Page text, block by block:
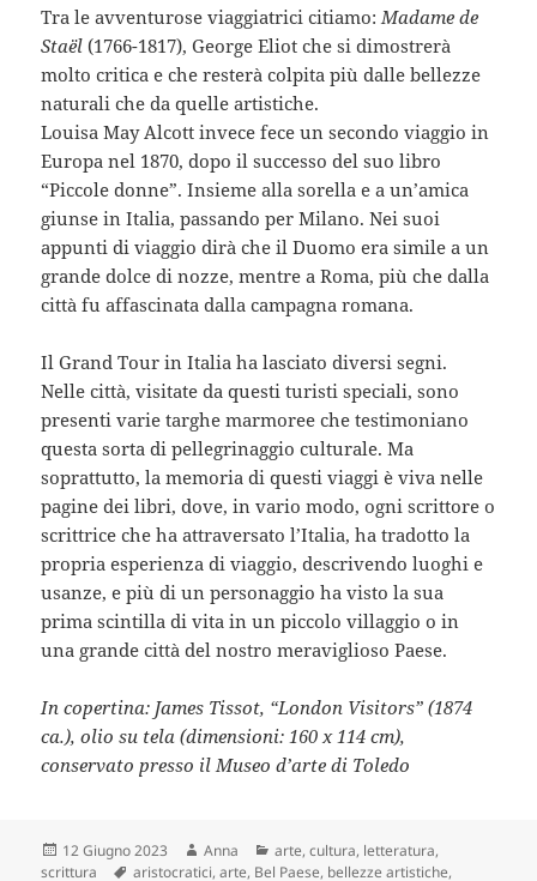
Tra le avventurose viaggiatrici citiamo: Madame de
Staël (1766-1817), George Eliot che si dimostrerà
molto critica e che resterà colpita più dalle bellezze
naturali che da quelle artistiche.
Louisa May Alcott invece fece un secondo viaggio in
Europa nel 1870, dopo il successo del suo libro
“Piccole donne”. Insieme alla sorella e a un’amica
giunse in Italia, passando per Milano. Nei suoi
appunti di viaggio dirà che il Duomo era simile a un
grande dolce di nozze, mentre a Roma, più che dalla
città fu affascinata dalla campagna romana.
Il Grand Tour in Italia ha lasciato diversi segni.
Nelle città, visitate da questi turisti speciali, sono
presenti varie targhe marmoree che testimoniano
questa sorta di pellegrinaggio culturale. Ma
soprattutto, la memoria di questi viaggi è viva nelle
pagine dei libri, dove, in vario modo, ogni scrittore o
scrittrice che ha attraversato l’Italia, ha tradotto la
propria esperienza di viaggio, descrivendo luoghi e
usanze, e più di un personaggio ha visto la sua
prima scintilla di vita in un piccolo villaggio o in
una grande città del nostro meraviglioso Paese.
In copertina: James Tissot, “London Visitors” (1874
ca.), olio su tela (dimensioni: 160 x 114 cm),
conservato presso il Museo d’arte di Toledo
Scritto
il
12 Giugno 2023 Autore
Anna Categorie
arte,cultura, letteratura,
scrittura
Tag
aristocratici,arte, Bel Paese, bellezze artistiche,